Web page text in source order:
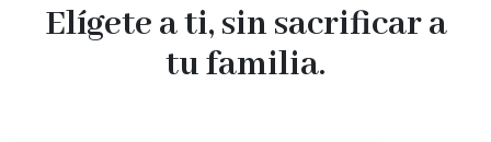
Elígete a ti, sin sacrificar a
tu familia.